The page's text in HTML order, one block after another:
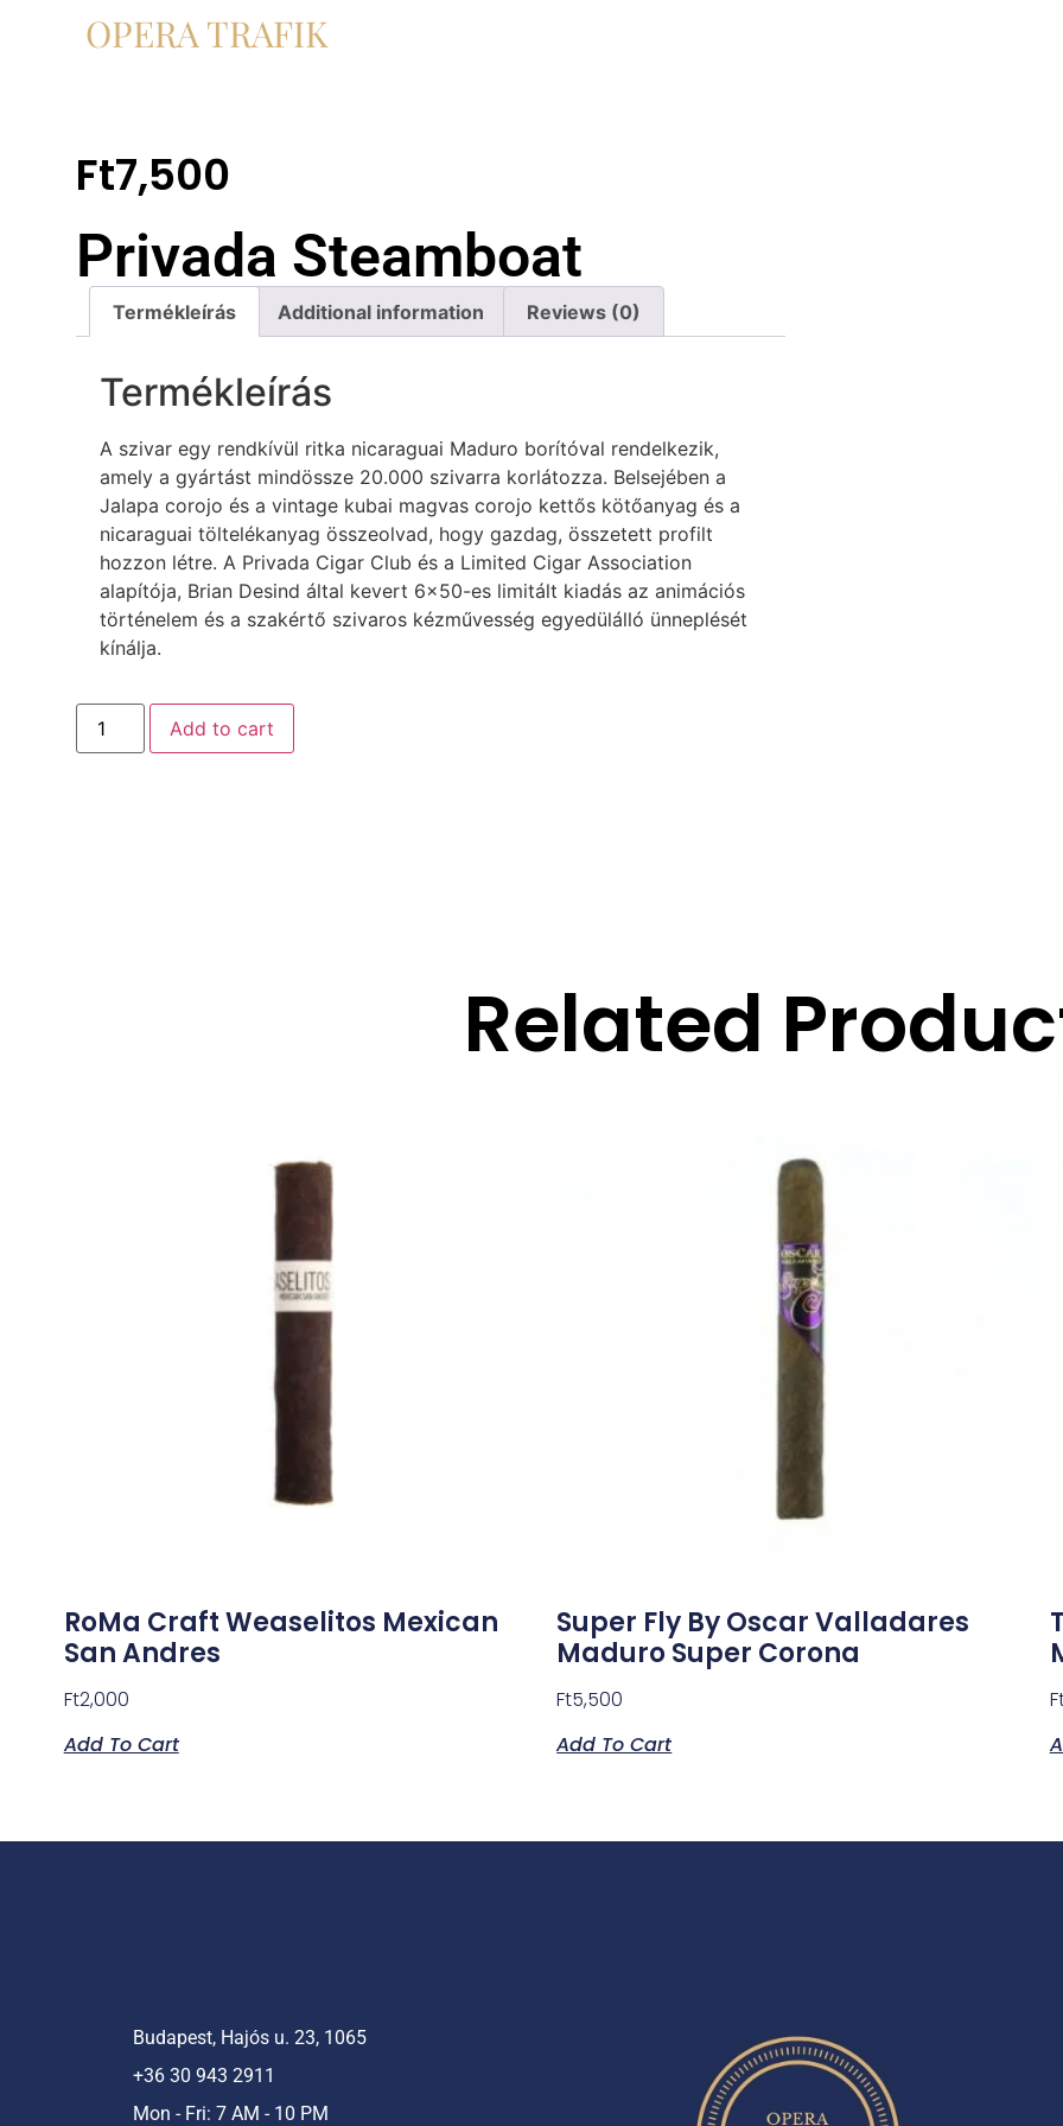
OPERA TRAFIK
Ft7,500
Privada Steamboat
Termékleírás Additional information Reviews (0)
Termékleírás
A szivar egy rendkívül ritka nicaraguai Maduro borítóval rendelkezik,
amely a gyártást mindössze 20.000 szivarra korlátozza. Belsejében a
Jalapa corojo és a vintage kubai magvas corojo kettős kötőanyag és a
nicaraguai töltelékanyag összeolvad, hogy gazdag, összetett profilt
hozzon létre. A Privada Cigar Club és a Limited Cigar Association
alapítója, Brian Desind által kevert 6×50-es limitált kiadás az animációs
történelem és a szakértő szivaros kézművesség egyedülálló ünneplését
kínálja.
Add to cart
Related
RoMa Craft Weaselitos Mexican
San Andres
Ft2,000
Add To Cart
Super Fly By Oscar Valladares
Maduro Super Corona
Ft5,500
Add To Cart
Budapest, Hajós u. 23, 1065
+36 30 943 2911
Mon - Fri: 7 AM - 10 PM